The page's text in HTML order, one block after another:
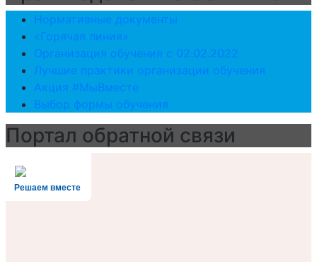
Нормативные документы
«Горячая линия»
Организация обучения с 02.02.2022
Лучшие практики организации обучения
Акция #МыВместе
Выбор формы обучения
Портал обратной связи
Решаем вместе